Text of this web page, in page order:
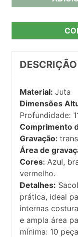
Material: Juta
Dimensões
Profundidade:
Comprimento
Gravação:
Área de
Cores: Azul,
vermelho.
Detalhes:
prática, ideal
internas
e ampla área
mínima: 10